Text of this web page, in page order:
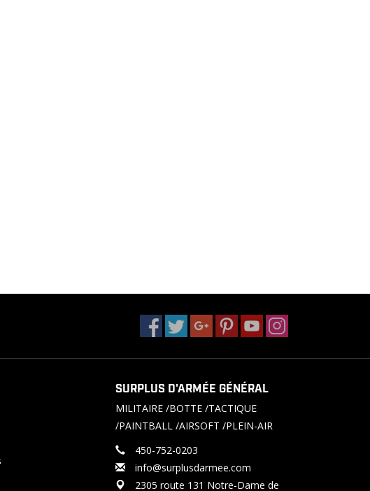
SURPLUS D'ARMÉE GÉNÉRAL
MILITAIRE /BOTTE /TACTIQUE
/PAINTBALL /AIRSOFT /PLEIN-AIR
450-752-0203
info@surplusdarmee.com
2305 route 131 Notre-Dame de